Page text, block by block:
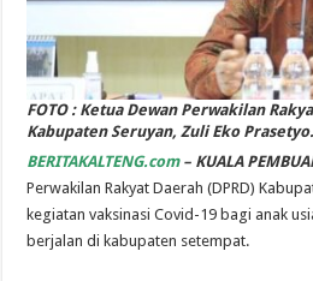
FOTO : Ketua Dewan Perwakilan
Kabupaten Seruyan, Zuli Eko Prasetyo.
BERITAKALTENG.com– KUALA
Perwakilan Rakyat Daerah (DPRD)
kegiatan vaksinasi Covid-19 bagi anak
berjalan di kabupaten setempat.